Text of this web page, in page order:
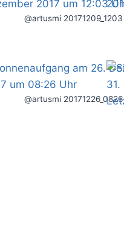
@artusmi 20171209_1203
@artusmi 20171226_0826